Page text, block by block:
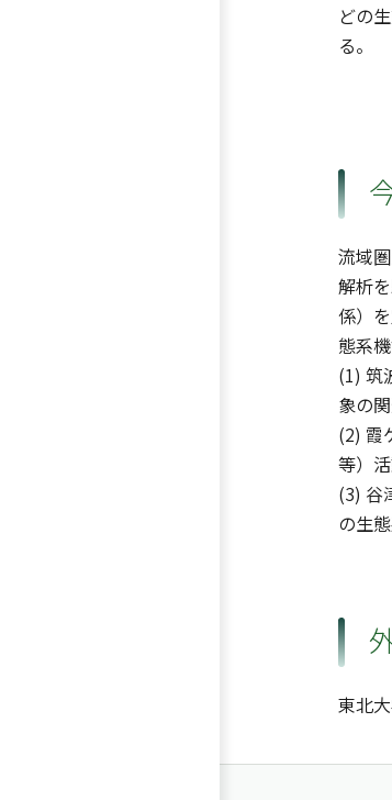
どの
る。
流域
解析
係）
態系
(1) 筑
象の
(2) 霞
等）
(3) 谷
の生
東北